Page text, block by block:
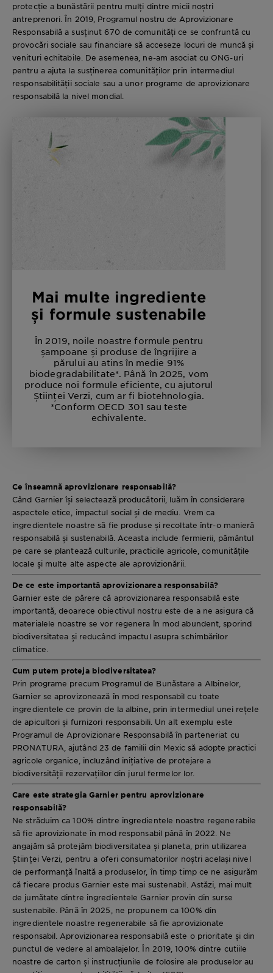
protecție a bunăstării pentru mulți dintre micii noștri
antreprenori. În 2019, Programul nostru de Aprovizionare
Responsabilă a susținut 670 de comunități ce se confruntă cu
provocări sociale sau financiare să acceseze locuri de muncă și
venituri echitabile. De asemenea, ne-am asociat cu ONG-uri
pentru a ajuta la susținerea comunităților prin intermediul
responsabilității sociale sau a unor programe de aprovizionare
responsabilă la nivel mondial.
Mai multe ingrediente
și formule sustenabile
În 2019, noile noastre formule pentru
șampoane și produse de îngrijire a
părului au atins în medie 91%
biodegradabilitate*. Până în 2025, vom
produce noi formule eficiente, cu ajutorul
Științei Verzi, cum ar fi biotehnologia.
*Conform OECD 301 sau teste
echivalente.
Ce înseamnă aprovizionare responsabilă?
Când Garnier își selectează producătorii, luăm în considerare
aspectele etice, impactul social și de mediu. Vrem ca
ingredientele noastre să fie produse și recoltate într-o manieră
responsabilă și sustenabilă. Aceasta include fermierii, pământul
pe care se plantează culturile, practicile agricole, comunitățile
locale și multe alte aspecte ale aprovizionării.
De ce este importantă aprovizionarea responsabilă?
Garnier este de părere că aprovizionarea responsabilă este
importantă, deoarece obiectivul nostru este de a ne asigura că
materialele noastre se vor regenera în mod abundent, sporind
biodiversitatea și reducând impactul asupra schimbărilor
climatice.
Cum putem proteja biodiversitatea?
Prin programe precum Programul de Bunăstare a Albinelor,
Garnier se aprovizonează în mod responsabil cu toate
ingredientele ce provin de la albine, prin intermediul unei rețele
de apicultori și furnizori responsabili. Un alt exemplu este
Programul de Aprovizionare Responsabilă în parteneriat cu
PRONATURA, ajutând 23 de familii din Mexic să adopte practici
agricole organice, incluzând inițiative de protejare a
biodiversității rezervațiilor din jurul fermelor lor.
Care este strategia Garnier pentru aprovizionare
responsabilă?
Ne străduim ca 100% dintre ingredientele noastre regenerabile
să fie aprovizionate în mod responsabil până în 2022. Ne
angajăm să protejăm biodiversitatea și planeta, prin utilizarea
Științei Verzi, pentru a oferi consumatorilor noștri același nivel
de performanță înaltă a produselor, în timp timp ce ne asigurăm
că fiecare produs Garnier este mai sustenabil. Astăzi, mai mult
de jumătate dintre ingredientele Garnier provin din surse
sustenabile. Până în 2025, ne propunem ca 100% din
ingredientele noastre regenerabile să fie aprovizionate
responsabil. Aprovizionarea responsabilă este o prioritate și din
punctul de vedere al ambalajelor. În 2019, 100% dintre cutiile
noastre de carton și instrucțiunile de folosire ale produselor au